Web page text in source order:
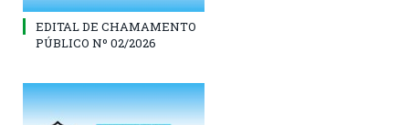
EDITAL DE CHAMAMENTO
PÚBLICO Nº 02/2026